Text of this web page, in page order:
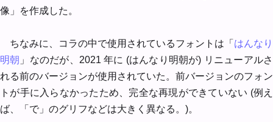
像」を作成した。
ちなみに、コラの中で使用されているフォントは「 はんなり
明朝 」なのだが、2021 年に (はんなり明朝が) リニューアルさ
れる前のバージョンが使用されていた。前バージョンのフォン
トが手に入らなかったため、完全な再現ができていない (例え
ば、「で」のグリフなどは大きく異なる。)。